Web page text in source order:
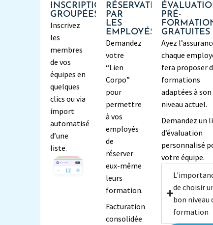
INSCRIPTIONS
GROUPÉES
Inscrivez
les
membres
de vos
équipes en
quelques
clics ou via
import
automatisé
d’une
liste.
RÉSERVATIONS
PAR
LES
EMPLOYÉS
Demandez
votre
“Lien
Corpo”
pour
permettre
à vos
employés
de
réserver
eux-même
leurs
formation.
Facturation
consolidée
PRÉ-
GRATUITES
Ayez
chaque
fera proposer
formations
adaptées à son
niveau actuel.
Demandez un
d’évaluation
personnalisé
votre équipe.
de choisir
bon niveau
formation